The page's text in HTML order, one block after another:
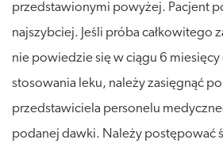
przedstawionymi powyżej. Pacjent
najszybciej. Jeśli próba całkowitego
nie powiedzie się w ciągu 6
stosowania leku, należy zasięgnąć
przedstawiciela personelu
podanej dawki. Należy postępować